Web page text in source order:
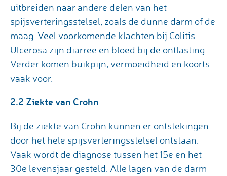
uitbreiden naar andere delen van het
spijsverteringsstelsel, zoals de dunne darm of de
maag. Veel voorkomende klachten bij Colitis
Ulcerosa zijn diarree en bloed bij de ontlasting.
Verder komen buikpijn, vermoeidheid en koorts
vaak voor.
2.2 Ziekte van Crohn
Bij de ziekte van Crohn kunnen er ontstekingen
door het hele spijsverteringsstelsel ontstaan.
Vaak wordt de diagnose tussen het 15e en het
30e levensjaar gesteld. Alle lagen van de darm